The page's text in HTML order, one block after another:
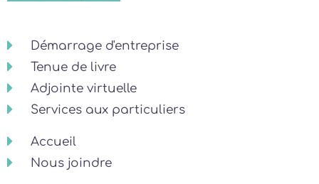
Démarrage d'entreprise
Tenue de livre
Adjointe virtuelle
Services aux particuliers
Accueil
Nous joindre